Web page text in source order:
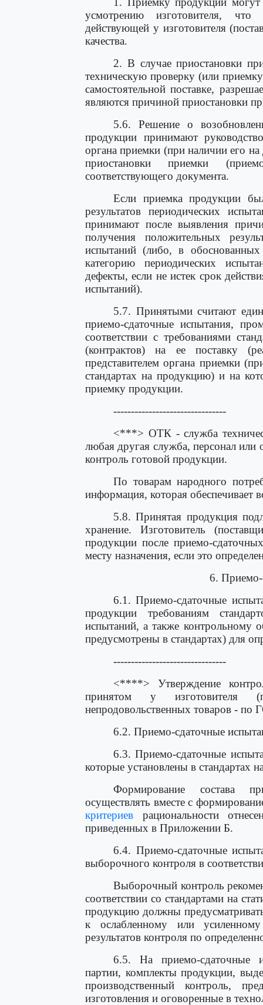
усмотрению изготовителя, что
действующей у изготовителя
качества.
2. В случае приостановки
техническую проверку (или
самостоятельной поставке,
являются причиной приостановки
5.6. Решение о
продукции принимают
органа приемки (при наличии его
приостановки приемки
соответствующего документа.
Если приемка продукции
результатов периодических
принимают после выявления
получения положительных
испытаний (либо, в
категорию периодических
дефекты, если не истек срок
испытаний).
5.7. Принятыми считают
приемо-сдаточные испытания,
соответствии с требованиями
(контрактов) на ее поставку
представителем органа приемки
стандартах на продукцию) и на
приемку продукции.
--------------------------------
<***> ОТК - служба
любая другая служба, персонал или
контроль готовой продукции.
По товарам народного
информация, которая обеспечивает
5.8. Принятая продукция
хранение. Изготовитель
продукции после приемо-
месту назначения, если это
6. Приемо-
6.1. Приемо-сдаточные
продукции требованиям
испытаний, а также контрольному
предусмотрены в стандартах) для
--------------------------------
<****> Утверждение
принятом у изготовителя
непродовольственных товаров - по
6.2. Приемо-сдаточные
6.3. Приемо-сдаточные
которые установлены в стандартах
Формирование состава
осуществлять вместе с
критериев рациональности
приведенных в Приложении Б.
6.4. Приемо-сдаточные
выборочного контроля в
Выборочный контроль
соответствии со стандартами на
продукцию должны
к ослабленному или
результатов контроля по
6.5. На приемо-сдаточные
партии, комплекты продукции,
производственный контроль,
изготовления и оговоренные в